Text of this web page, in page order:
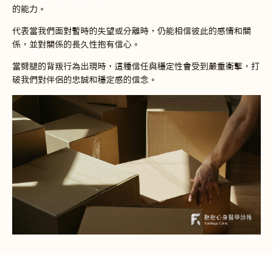
的能力。
代表當我們面對暫時的失望或分離時，仍能相信彼此的感情和關
係，並對關係的長久性抱有信心。
當劈腿的背叛行為出現時，這種信任與穩定性會受到嚴重衝擊，打
破我們對伴侶的忠誠和穩定感的信念。